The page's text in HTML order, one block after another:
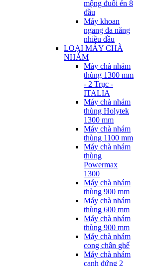
mộng đuôi én 8
đầu
Máy khoan
ngang đa năng
nhiều đầu
LOẠI MÁY CHÀ
NHÁM
Máy chà nhám
thùng 1300 mm
- 2 Trục -
ITALIA
Máy chà nhám
thùng Holytek
1300 mm
Máy chà nhám
thùng 1100 mm
Máy chà nhám
thùng
Powermax
1300
Máy chà nhám
thùng 900 mm
Máy chà nhám
thùng 600 mm
Máy chà nhám
thùng 900 mm
Máy chà nhám
cong chân ghế
Máy chà nhám
cạnh đứng 2